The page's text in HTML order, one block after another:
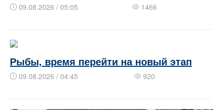
09.08.2026 / 05:05 1466
Рыбы, время перейти на новый этап
09.08.2026 / 04:45 920